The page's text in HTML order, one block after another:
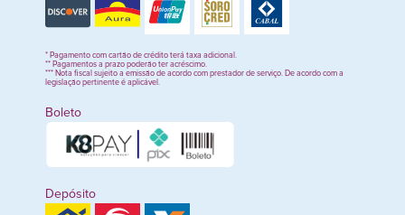
* Pagamento com cartão de crédito terá taxa adicional.
** Pagamentos a prazo poderão ter acréscimo.
*** Nota fiscal sujeito a emissão de acordo com prestador de serviço. De acordo com a
legislação pertinente é aplicável.
Boleto
Depósito